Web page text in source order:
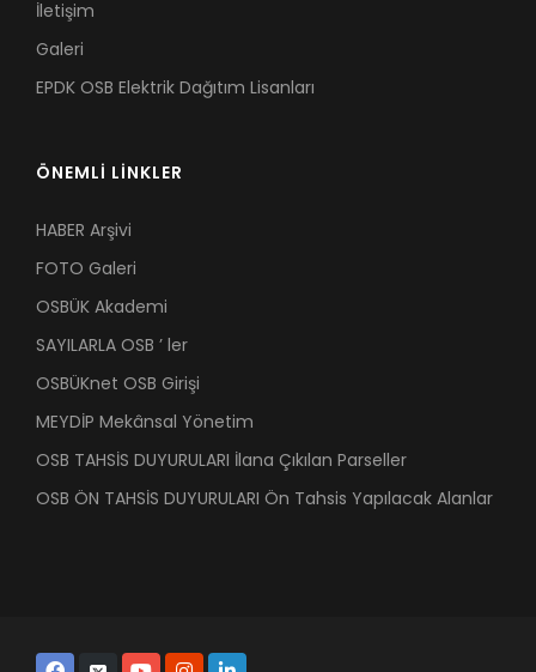
İletişim
Galeri
EPDK OSB Elektrik Dağıtım Lisanları
ÖNEMLİ LİNKLER
HABER Arşivi
FOTO Galeri
OSBÜK Akademi
SAYILARLA OSB ’ ler
OSBÜKnet OSB Girişi
MEYDİP Mekânsal Yönetim
OSB TAHSİS DUYURULARI İlana Çıkılan Parseller
OSB ÖN TAHSİS DUYURULARI Ön Tahsis Yapılacak Alanlar